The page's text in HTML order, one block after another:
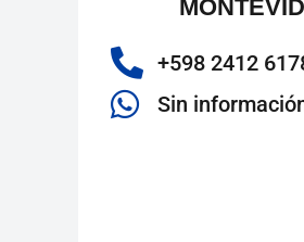
+598 2412
Sin